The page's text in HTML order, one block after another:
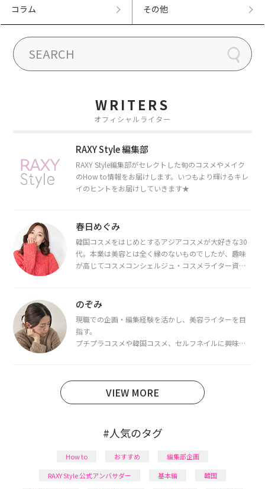
コラム その他
WRITERS
オフィシャルライター
RAXY Style 編集部
RAXY Style編集部がセレクトした旬のコスメやメイク
のHow to情報をお届けします。いつもより輝けるキレ
イのヒントをお届けしていきます★
春日めぐみ
韓国コスメをはじめとするアジアコスメが大好きな30
代。本業は美容とは全く縁のないものでしたが、趣味
が高じてコスメコンシェルジュ・コスメライター資格
断・骨格診断によるイメージコンサルティングも行っ
のぞみ
現職での企画・編集経験を活かし、美容ライターを目
指す。
プチプラコスメや韓国コスメ、セルフネイルに興味が
日本化粧品検定1級保有。
VIEW MORE
#人気のタグ
How to おすすめ
編集部企画
RAXY Style 公式アンバサダー
基本編
韓国